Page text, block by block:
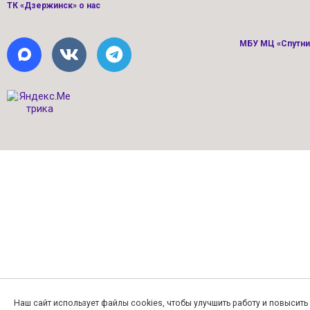
ТК «Дзержинск» о нас
МБУ МЦ
Наш сайт использует файлы cookies, чтобы улучшить работу и